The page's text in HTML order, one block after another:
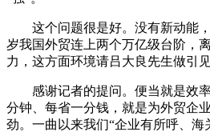
这个问题很是好。没有新动能，
岁我国外贸连上两个万亿级台阶，
力，这方面环境请吕大良先生做引见
感谢记者的提问。便当就是效率
分钟、每省一分钱，就是为外贸企
劲。一曲以来我们“企业有所呼、海